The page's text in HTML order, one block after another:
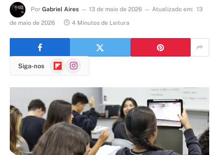
Por Gabriel Aires 13 de maio de 2026 Atualizado em: 13
de maio de 2026
4 Minutos de Leitura
Siga-nos FlipboardInstagram